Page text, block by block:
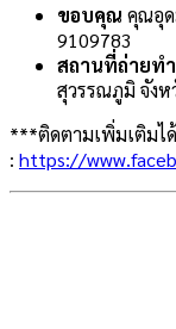
ขอบคุณ คุณอุด
9109783
สถานที่ถ่ายท
สุวรรณภูมิ จังห
***ติดตามเพิ่มเติมไ
: https://